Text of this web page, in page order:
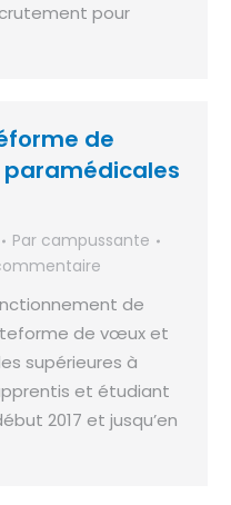
pour
de
paramédicales
Par campussante
de
de vœux et
supérieures à
et étudiant
2017 et jusqu’en